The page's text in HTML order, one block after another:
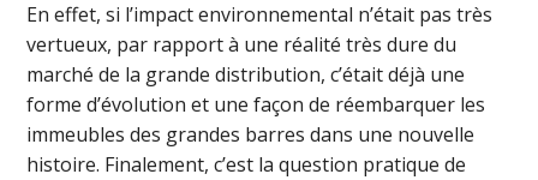
En effet, si l’impact environnemental n’était pas très
vertueux, par rapport à une réalité très dure du
marché de la grande distribution, c’était déjà une
forme d’évolution et une façon de réembarquer les
immeubles des grandes barres dans une nouvelle
histoire. Finalement, c’est la question pratique de